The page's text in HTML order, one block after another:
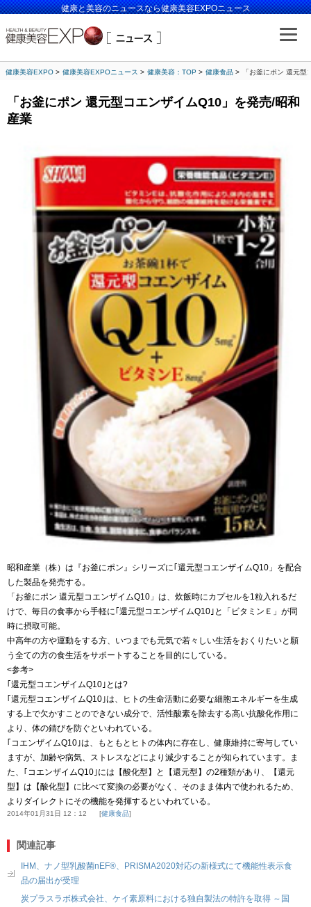
健康と美容のニュースなら健康美容EXPOニュース
健康美容EXPO 健康美容EXPOニュース 健康美容：TOP 健康食品 「お釜にポン 還元
「お釜にポン 還元型コエンザイムQ10」を発売/昭和
産業
昭和産業（株）は『お釜にポン』シリーズに｢還元型コエンザイムQ10」を配合
した製品を発売する。
「お釜にポン 還元型コエンザイムQ10」は、炊飯時にカプセルを1粒入れるだ
けで、毎日の食事から手軽に｢還元型コエンザイムQ10｣と「ビタミンＥ」が同
時に摂取可能。
中高年の方や運動をする方、いつまでも元気で若々しい生活をおくりたいと願
う全ての方の食生活をサポートすることを目的にしている。
<参考>
｢還元型コエンザイムQ10｣とは?
｢還元型コエンザイムQ10｣は、ヒトの生命活動に必要な細胞エネルギーを生成
する上で欠かすことのできない成分で、活性酸素を除去する高い抗酸化作用に
より、体の錆びを防ぐといわれている。
｢コエンザイムQ10｣は、もともとヒトの体内に存在し、健康維持に寄与してい
ますが、加齢や病気、ストレスなどにより減少することが知られています。ま
た、｢コエンザイムQ10｣には【酸化型】と【還元型】の2種類があり、【還元
型】は【酸化型】に比べて変換の必要がなく、そのまま体内で使われるため、
よりダイレクトにその機能を発揮するといわれている。
2014年01月31日 12：12 健康食品
関連記事
IHM、ナノ型乳酸菌nEF®、PRISMA2020対応の新様式にて機能性表示食
品の届出が受理
炭プラスラボ株式会社、ケイ素原料における独自製法の特許を取得 ～国